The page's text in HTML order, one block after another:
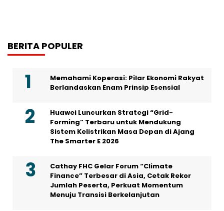
BERITA POPULER
Memahami Koperasi: Pilar Ekonomi Rakyat
Berlandaskan Enam Prinsip Esensial
Huawei Luncurkan Strategi “Grid-
Forming” Terbaru untuk Mendukung
Sistem Kelistrikan Masa Depan di Ajang
The Smarter E 2026
Cathay FHC Gelar Forum “Climate
Finance” Terbesar di Asia, Cetak Rekor
Jumlah Peserta, Perkuat Momentum
Menuju Transisi Berkelanjutan